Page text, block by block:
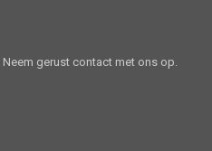
gerust contact met ons op.